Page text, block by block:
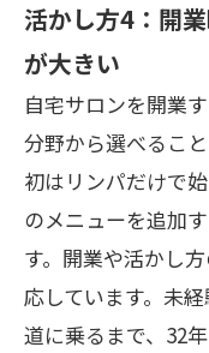
活かし方4：開
が大きい
自宅サロンを開業
分野から選べるこ
初はリンパだけで
のメニューを追加
す。開業や活かし
応しています。未
道に乗るまで、32